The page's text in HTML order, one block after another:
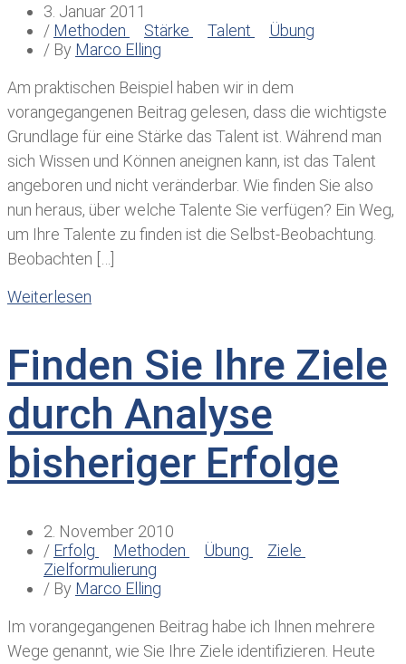
3. Januar 2011
/ Methoden Stärke Talent
Übung
/ By Marco Elling
Am praktischen Beispiel haben wir in dem
vorangegangenen Beitrag gelesen, dass die wichtigste
Grundlage für eine Stärke das Talent ist. Während man
sich Wissen und Können aneignen kann, ist das Talent
angeboren und nicht veränderbar. Wie finden Sie also
nun heraus, über welche Talente Sie verfügen? Ein Weg,
um Ihre Talente zu finden ist die Selbst-Beobachtung.
Beobachten […]
Weiterlesen
Finden Sie Ihre Ziele
durch Analyse
bisheriger Erfolge
2. November 2010
/ Erfolg Methoden Übung
Ziele
Zielformulierung
/ By Marco Elling
Im vorangegangenen Beitrag habe ich Ihnen mehrere
Wege genannt, wie Sie Ihre Ziele identifizieren. Heute